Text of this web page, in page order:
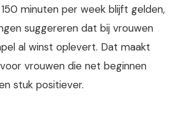
minuten per week blijft gelden,
suggereren dat bij vrouwen
al winst oplevert. Dat maakt
vrouwen die net beginnen
stuk positiever.